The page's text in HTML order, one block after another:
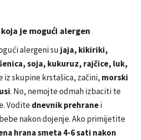
je mogući alergen
alergeni su jaja, kikiriki,
soja, kukuruz, rajčice, luk,
iz skupine krstašica, začini, morski
. No, nemojte odmah izbaciti te
Voditednevnik prehranei
nakon dojenje. Ako primijetite
hrana smeta 4-6 sati nakon